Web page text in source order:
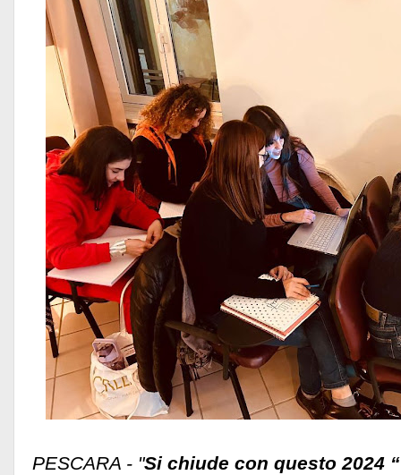
PESCARA - "Si chiude con questo 2024